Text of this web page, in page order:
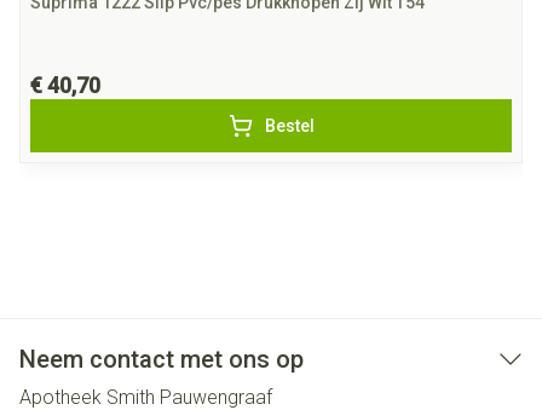
€ 40,70
Bestel
Neem contact met ons op
Apotheek Smith Pauwengraaf